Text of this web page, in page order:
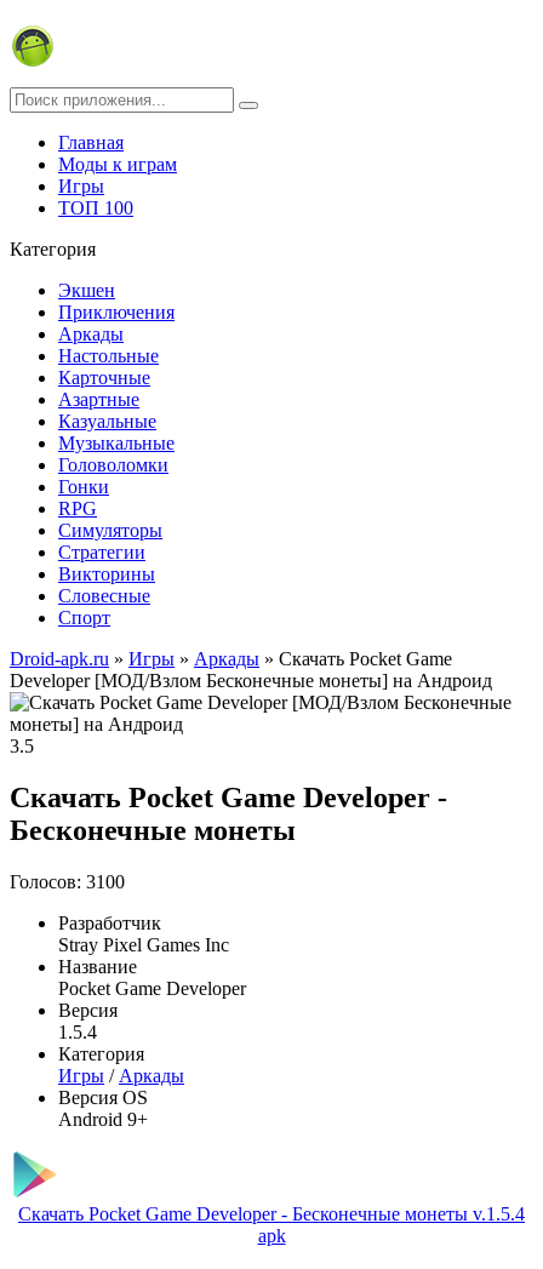
Главная
Моды к играм
Игры
ТОП 100
Категория
Экшен
Приключения
Аркады
Настольные
Карточные
Азартные
Казуальные
Музыкальные
Головоломки
Гонки
RPG
Симуляторы
Стратегии
Викторины
Словесные
Спорт
Droid-apk.ru » Игры » Аркады » Скачать Pocket Game
Developer [МОД/Взлом Бесконечные монеты] на Андроид
3.5
Скачать Pocket Game Developer -
Бесконечные монеты
Голосов: 3100
Разработчик
Stray Pixel Games Inc
Название
Pocket Game Developer
Версия
1.5.4
Категория
Игры / Аркады
Версия OS
Android 9+
Скачать Pocket Game Developer - Бесконечные монеты v.1.5.4
apk